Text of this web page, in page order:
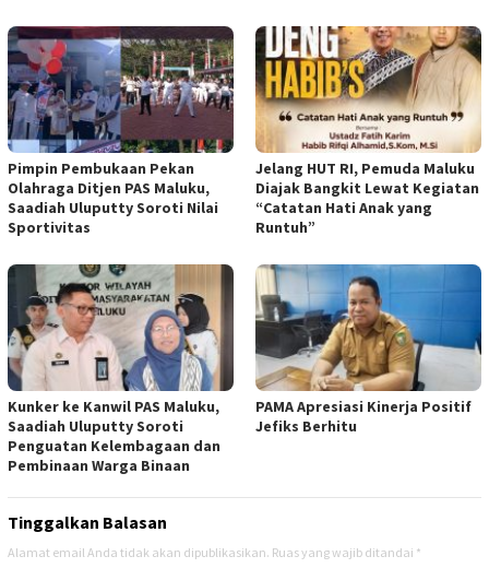
Pimpin Pembukaan Pekan
Olahraga Ditjen PAS Maluku,
Saadiah Uluputty Soroti Nilai
Sportivitas
Jelang HUT RI, Pemuda Maluku
Diajak Bangkit Lewat Kegiatan
“Catatan Hati Anak yang
Runtuh”
Kunker ke Kanwil PAS Maluku,
Saadiah Uluputty Soroti
Penguatan Kelembagaan dan
Pembinaan Warga Binaan
PAMA Apresiasi Kinerja Positif
Jefiks Berhitu
Tinggalkan Balasan
Alamat email Anda tidak akan dipublikasikan. Ruas yang wajib ditandai *